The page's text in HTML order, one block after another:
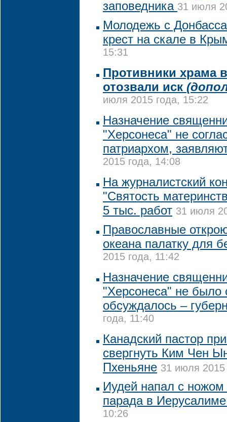
заповедника 31 июля
Молодежь с
крест на скале в
15:31
Противники храма
отозвали иск
июля 2015 года, 15:22
Назначение
"Херсонеса" не
патриархом,
2015 года, 14:08
На журналистский
"Святость
5 тыс. работ 31 июля
Православные
океана палатку для
2015 года, 11:42
Назначение
"Херсонеса" не было
обсуждалось –
года, 11:40
Канадский пастор
свергнуть Ким Чен
Пхеньяне 31 июля 2015
Иудей напал с ножом
парада в
10:26